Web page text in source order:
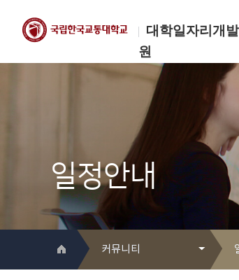
대학일자리개발
원
한국교통대학교
대학일자리개발원
일정안내
커뮤니티